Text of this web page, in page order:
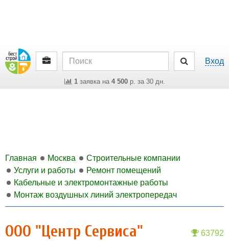
Вход
1заявка на 4 500р. за 30 дн.
Главная Москва
Строительные компании
Услуги и работы
Ремонт помещений
Кабельные и электромонтажные работы
Монтаж воздушных линий электропередач
63792
ООО "Центр Сервиса"